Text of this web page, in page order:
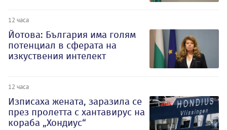
12 часа
Йотова: България има голям
потенциал в сферата на
изкуствения интелект
12 часа
Изписаха жената, заразила се
през пролетта с хантавирус на
кораба „Хондиус“